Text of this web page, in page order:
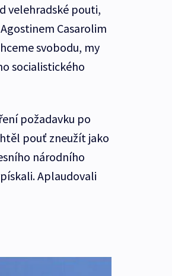
velehradské pouti,
Casarolim
svobodu, my
socialistického
požadavku po
pouť zneužít jako
národního
Aplaudovali